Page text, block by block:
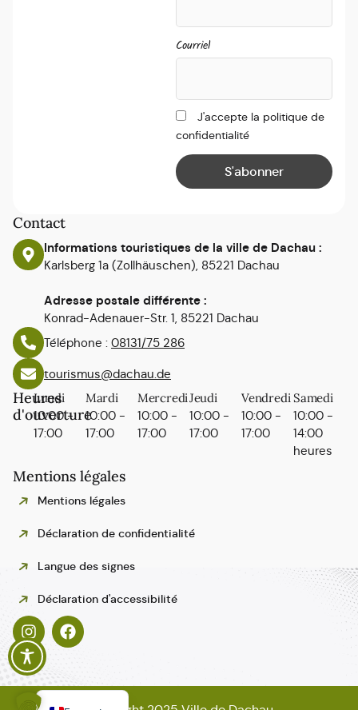
Contact
Informations touristiques de la ville de Dachau :
Karlsberg 1a (Zollhäuschen), 85221 Dachau
Adresse postale différente :
Konrad-Adenauer-Str. 1, 85221 Dachau
Téléphone : 08131/75 286
tourismus@dachau.de
Heures
d'ouverture
Lundi
10:00 -
17:00
Mardi
10:00 -
17:00
Mercredi
10:00 -
17:00
Jeudi
10:00 -
17:00
Vendredi
10:00 -
17:00
Samedi
10:00 -
14:00
heures
Mentions légales
Mentions légales
Déclaration de confidentialité
Langue des signes
Déclaration d'accessibilité
Courriel
J'accepte la politique de
confidentialité
Deutsch
Italiano
Español